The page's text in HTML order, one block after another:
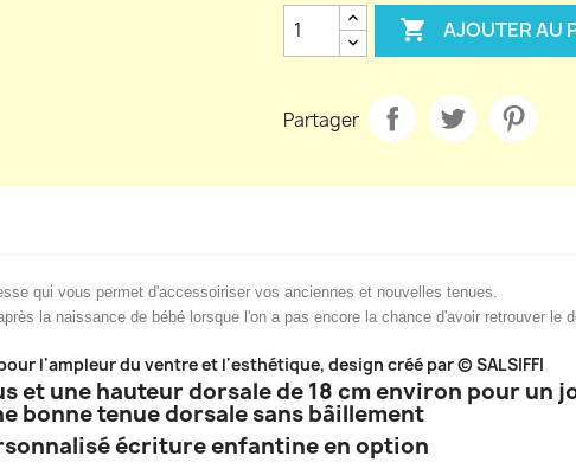
 AJOUTER AU
Partager
qui vous permet d'accessoiriser vos anciennes et nouvelles tenues.
la naissance de bébé lorsque l'on a pas encore la chance d'avoir retrouver le
l'ampleur du ventre et l'esthétique, design créé par © SALSIFFI
et une hauteur dorsale de 18 cm environ pour un
bonne tenue dorsale sans bâillement
écriture enfantine en option